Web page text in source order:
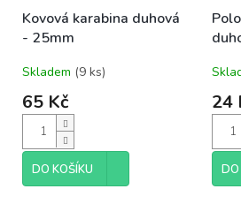
Kovová karabina duhová
- 25mm
Skladem (9 ks)
65 Kč
DO KOŠÍKU
24
DO